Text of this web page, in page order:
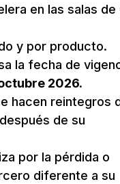
en las salas de
y por producto.
la fecha de
2026.
hacen reintegros
de su
por la pérdida o
diferente a su